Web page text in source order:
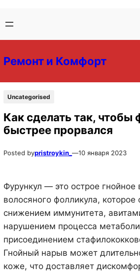
содержимому
содержимому
Ремонт и Комфорт
Uncategorised
Как сделать так, чтобы
быстрее прорвался
Posted bypristroykin_ —10 января 2023
Фурункул — это острое гнойное
волосяного фолликула,
снижением иммунитета,
нарушением процесса
присоединением
Гнойный нарыв может
коже, что доставляет